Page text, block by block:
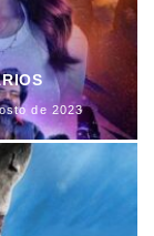
de 2023